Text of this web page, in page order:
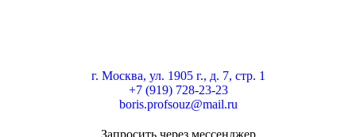
г. Москва, ул. 1905 г., д. 7, стр. 1
+7 (919) 728-23-23
boris.profsouz@mail.ru
Запросить через мессенджер